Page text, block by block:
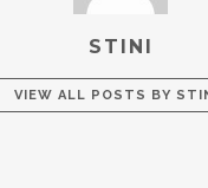
STINI
VIEW ALL POSTS BY